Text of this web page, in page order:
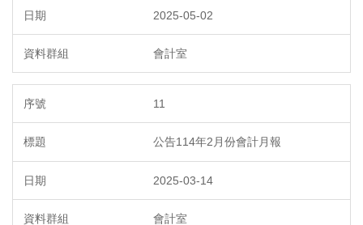
2025-05-02
會計室
11
公告114年2月份會計月報
2025-03-14
會計室